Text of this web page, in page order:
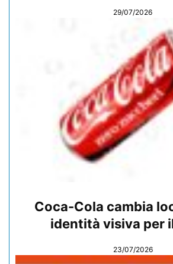
29/07/2026
Coca-Cola cambia
identità visiva per
23/07/2026